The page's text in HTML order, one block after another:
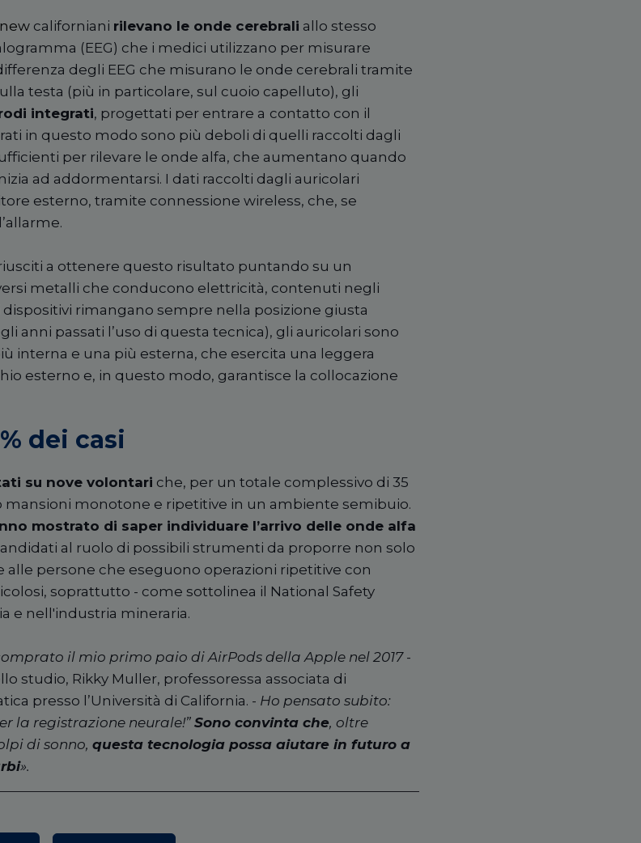
californiani rilevano le onde cerebrali allo stesso
(EEG) che i medici utilizzano per misurare
degli EEG che misurano le onde cerebrali tramite
testa (più in particolare, sul cuoio capelluto), gli
integrati, progettati per entrare a contatto con il
in questo modo sono più deboli di quelli raccolti dagli
per rilevare le onde alfa, che aumentano quando
ad addormentarsi. I dati raccolti dagli auricolari
esterno, tramite connessione wireless, che, se
a ottenere questo risultato puntando su un
metalli che conducono elettricità, contenuti negli
rimangano sempre nella posizione giusta
anni passati l’uso di questa tecnica), gli auricolari sono
interna e una più esterna, che esercita una leggera
esterno e, in questo modo, garantisce la collocazione
dei casi
su nove volontari che, per un totale complessivo di 35
mansioni monotone e ripetitive in un ambiente semibuio.
mostrato di saper individuare l’arrivo delle onde alfa
al ruolo di possibili strumenti da proporre non solo
alle persone che eseguono operazioni ripetitive con
soprattutto - come sottolinea il National Safety
e nell'industria mineraria.
il mio primo paio di AirPods della Apple nel 2017-
studio, Rikky Muller, professoressa associata di
presso l’Università di California. - Ho pensato subito:
la registrazione neurale!” Sono convinta che, oltre
di sonno, questa tecnologia possa aiutare in futuro a
».